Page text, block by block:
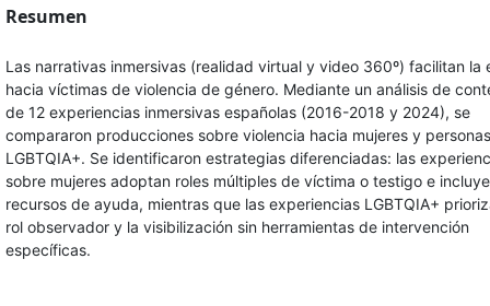
Resumen
Las narrativas inmersivas (realidad virtual y video 360º) facilitan la
hacia víctimas de violencia de género. Mediante un análisis de
de 12 experiencias inmersivas españolas (2016-2018 y 2024), se
compararon producciones sobre violencia hacia mujeres y personas
LGBTQIA+. Se identificaron estrategias diferenciadas: las
sobre mujeres adoptan roles múltiples de víctima o testigo e
recursos de ayuda, mientras que las experiencias LGBTQIA+
rol observador y la visibilización sin herramientas de intervención
específicas.